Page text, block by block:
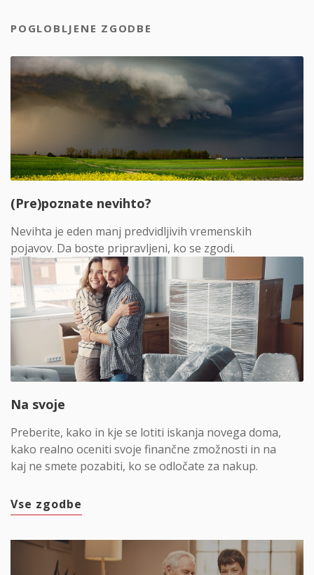
POGLOBLJENE ZGODBE
(Pre)poznate nevihto?
Nevihta je eden manj predvidljivih vremenskih
pojavov. Da boste pripravljeni, ko se zgodi.
Na svoje
Preberite, kako in kje se lotiti iskanja novega doma,
kako realno oceniti svoje finančne zmožnosti in na
kaj ne smete pozabiti, ko se odločate za nakup.
Vse zgodbe